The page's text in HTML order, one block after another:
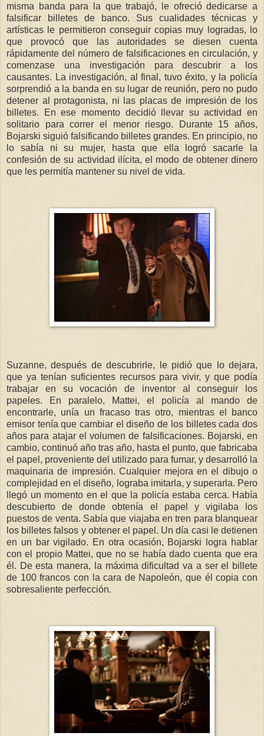
misma banda para la que trabajó, le ofreció dedicarse a
falsificar billetes de banco. Sus cualidades técnicas y
artísticas le permitieron conseguir copias muy logradas, lo
que provocó que las autoridades se diesen cuenta
rápidamente del número de falsificaciones en circulación, y
comenzase una investigación para descubrir a los
causantes. La investigación, al final, tuvo éxito, y la policía
sorprendió a la banda en su lugar de reunión, pero no pudo
detener al protagonista, ni las placas de impresión de los
billetes. En ese momento decidió llevar su actividad en
solitario para correr el menor riesgo. Durante 15 años,
Bojarski siguió falsificando billetes grandes. En principio, no
lo sabía ni su mujer, hasta que ella logró sacarle la
confesión de su actividad ilícita, el modo de obtener dinero
que les permitía mantener su nivel de vida.
Suzanne, después de descubrirle, le pidió que lo dejara,
que ya tenían suficientes recursos para vivir, y que podía
trabajar en su vocación de inventor al conseguir los
papeles. En paralelo, Mattei, el policía al mando de
encontrarle, unía un fracaso tras otro, mientras el banco
emisor tenía que cambiar el diseño de los billetes cada dos
años para atajar el volumen de falsificaciones. Bojarski, en
cambio, continuó año tras año, hasta el punto, que fabricaba
el papel, proveniente del utilizado para fumar, y desarrolló la
maquinaria de impresión. Cualquier mejora en el dibujo o
complejidad en el diseño, lograba imitarla, y superarla. Pero
llegó un momento en el que la policía estaba cerca. Había
descubierto de donde obtenía el papel y vigilaba los
puestos de venta. Sabía que viajaba en tren para blanquear
los billetes falsos y obtener el papel. Un día casi le detienen
en un bar vigilado. En otra ocasión, Bojarski logra hablar
con el propio Mattei, que no se había dado cuenta que era
él. De esta manera, la máxima dificultad va a ser el billete
de 100 francos con la cara de Napoleón, que él copia con
sobresaliente perfección.